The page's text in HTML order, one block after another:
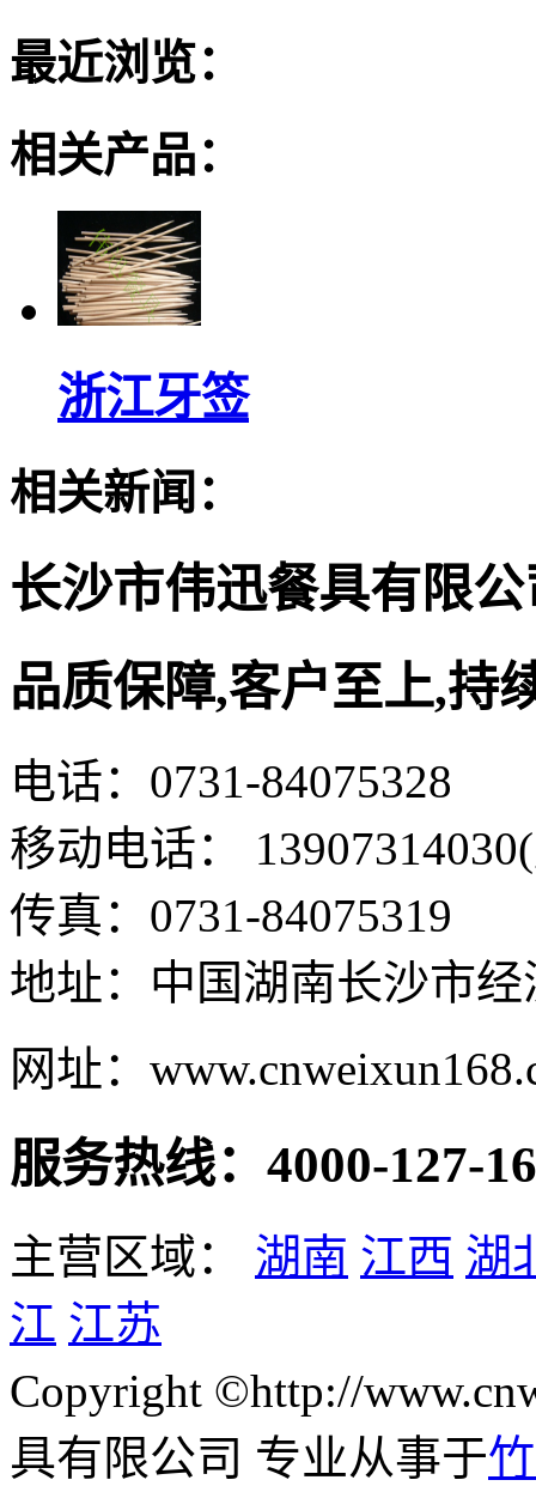
最近浏览：
相关产品：
浙江牙签
相关新闻：
长沙市伟迅餐具有限公
品质保障,客户至上,持
电话：0731-84075328
移动电话：
传真：0731-84075319
地址：中国湖南长沙市
网址：
服务热线：4000-127-
主营区域： 湖南 江西 湖
江 江苏
Copyright ©http://
具有限公司 专业从事于